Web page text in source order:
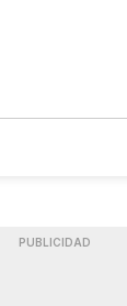
PUBLICIDAD